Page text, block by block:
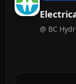
@ BC